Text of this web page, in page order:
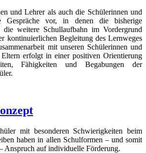
und Lehrer als auch die Schülerinnen und
Gespräche vor, in denen die bisherige
weitere Schullaufbahn im Vordergrund
kontinuierlichen Begleitung des Lernweges
mit unseren Schülerinnen und
erfolgt in einer positiven Orientierung
Fähigkeiten und Begabungen der
mit besonderen Schwierigkeiten beim
haben in allen Schulformen – und somit
Anspruch auf individuelle Förderung.